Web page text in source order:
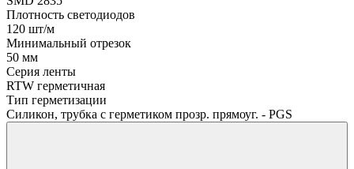
Плотность светодиодов
120 шт/м
Минимальный отрезок
50 мм
Серия ленты
RTW герметичная
Тип герметизации
Силикон, трубка с герметиком прозр. прямоуг. - PGS